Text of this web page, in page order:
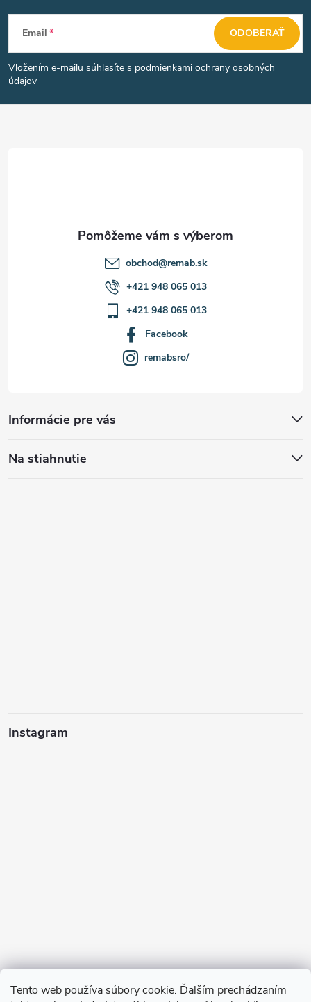
Tento web používa súbory cookie. Ďalším prechádzaním
Z
á
p
Email
Vložením e-mailu súhlasíte s podmienkami ochrany osobných
údajov
ODOBERAŤ
Informácie pre vás
Na stiahnutie
Instagram
Sledovať na Instagrame
obchod@remab.sk
+421 948 065 013
+421 948 065 013
Facebook
remabsro/